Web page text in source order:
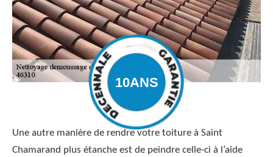
Une autre manière de rendre votre toiture à Saint
Chamarand plus étanche est de peindre celle-ci à l’aide